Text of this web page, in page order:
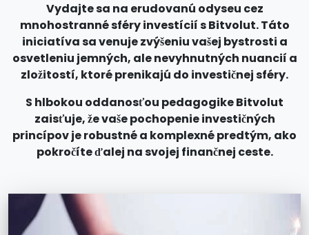
Vydajte sa na erudovanú odyseu cez
mnohostranné sféry investícií s Bitvolut. Táto
iniciatíva sa venuje zvýšeniu vašej bystrosti a
osvetleniu jemných, ale nevyhnutných nuancií a
zložitostí, ktoré prenikajú do investičnej sféry.
S hlbokou oddanosťou pedagogike Bitvolut
zaisťuje, že vaše pochopenie investičných
princípov je robustné a komplexné predtým, ako
pokročíte ďalej na svojej finančnej ceste.